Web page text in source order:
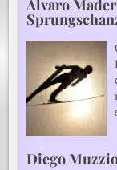
Alvaro
Diego